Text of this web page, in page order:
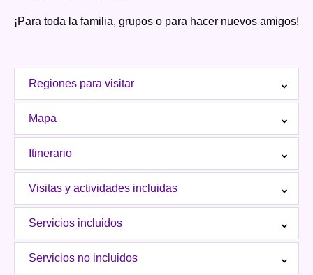
¡Para toda la familia, grupos o para hacer nuevos amigos!
Regiones para visitar
Mapa
Itinerario
Visitas y actividades incluidas
Servicios incluidos
Servicios no incluidos